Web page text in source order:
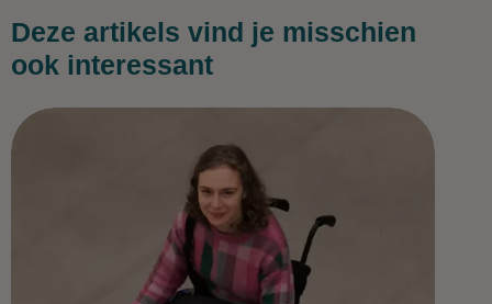
Deze artikels vind je misschien
ook interessant